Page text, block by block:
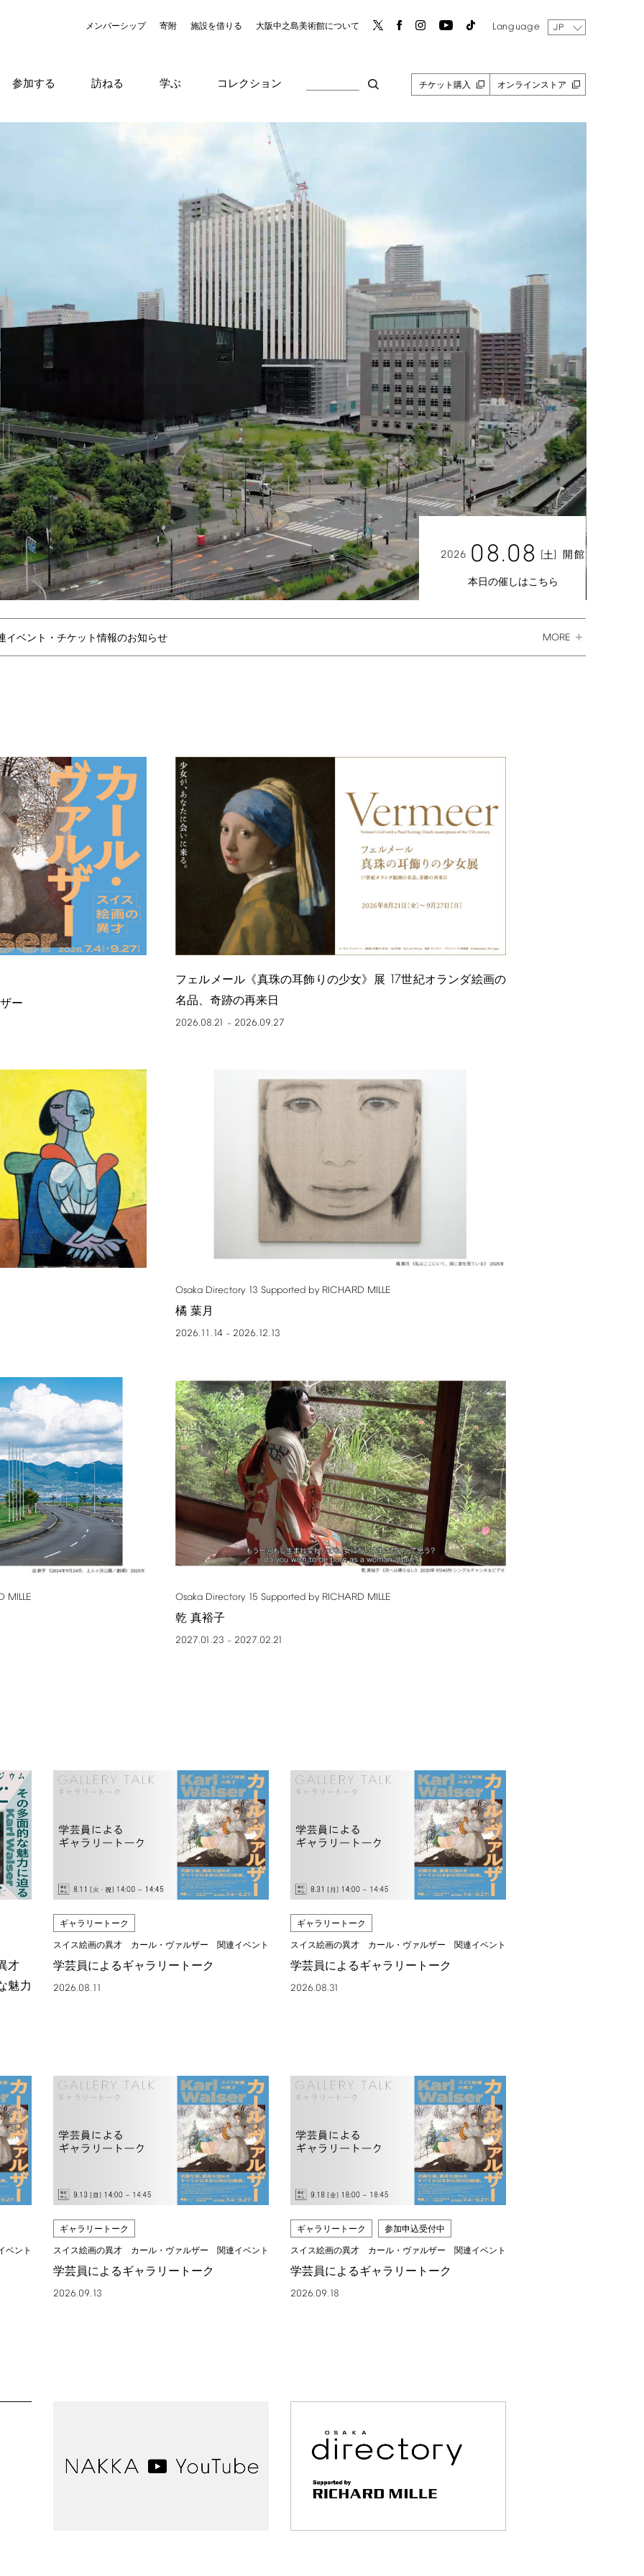
メンバーシップ 寄附 施設を借りる 大阪中之島美術館について Language JP
参加する 訪ねる 学ぶ コレクション チケット購入 オンラインストア
2026 08.08 [土] 開館
本日の催しはこちら
イベント・チケット情報のお知らせ MORE
ー
フェルメール《真珠の耳飾りの少女》展 17世紀オランダ絵画の
名品、奇跡の再来日
2026.08.21 – 2026.09.27
Osaka Directory 13 Supported by RICHARD MILLE
橘 葉月
2026.11.14 – 2026.12.13
MILLE Osaka Directory 15 Supported by RICHARD MILLE
乾 真裕子
2027.01.23 – 2027.02.21
才
魅力
ギャラリートーク
スイス絵画の異才 カール・ヴァルザー 関連イベント
学芸員によるギャラリートーク
2026.08.11
ギャラリートーク
スイス絵画の異才 カール・ヴァルザー 関連イベント
学芸員によるギャラリートーク
2026.08.31
ベント
ギャラリートーク
スイス絵画の異才 カール・ヴァルザー 関連イベント
学芸員によるギャラリートーク
2026.09.13
ギャラリートーク 参加申込受付中
スイス絵画の異才 カール・ヴァルザー 関連イベント
学芸員によるギャラリートーク
2026.09.18